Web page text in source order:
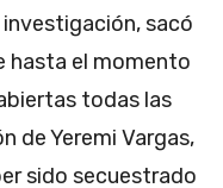
investigación, sacó
hasta el momento
todas las
de Yeremi Vargas,
sido secuestrado